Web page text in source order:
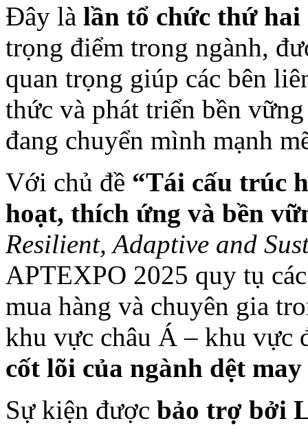
Đây là lần tổ chức thứ hai
trọng điểm trong ngành,
quan trọng giúp các bên
thức và phát triển bền
đang chuyển mình mạnh
Với chủ đề “Tái cấu trúc
hoạt, thích ứng và bền
Resilient, Adaptive and
APTEXPO 2025 quy tụ
mua hàng và chuyên gia
khu vực châu Á – khu vực
cốt lõi của ngành dệt
Sự kiện được bảo trợ bởi